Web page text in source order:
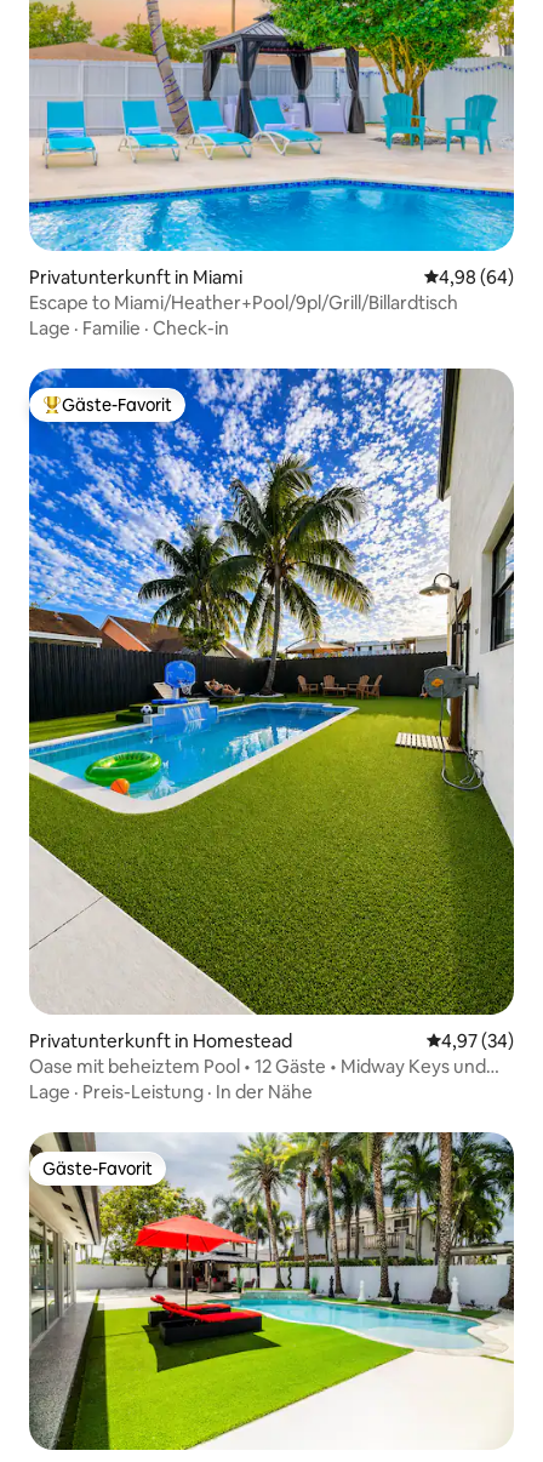
Privatunterkunft in Miami
4,98 (64)
Escape to Miami/Heather+Pool/9pl/Grill/Billardtisch
Lage · Familie · Check-in
Beliebter Gäste-Favorit.
Gäste-Favorit
Privatunterkunft in Homestead
4,97 (34)
Oase mit beheiztem Pool • 12 Gäste • Midway Keys und
Miami
Lage · Preis-Leistung · In der Nähe
Gäste-Favorit
Gäste-Favorit